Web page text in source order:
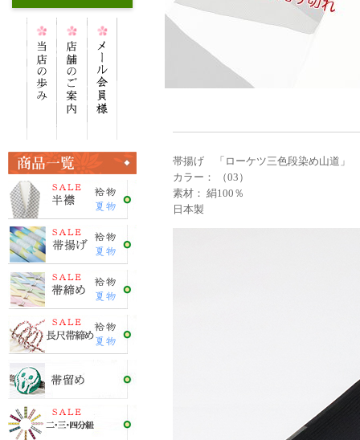
帯揚げ 「ローケツ三色段染め山道」
カラー： （03）
素材： 絹100％
日本製